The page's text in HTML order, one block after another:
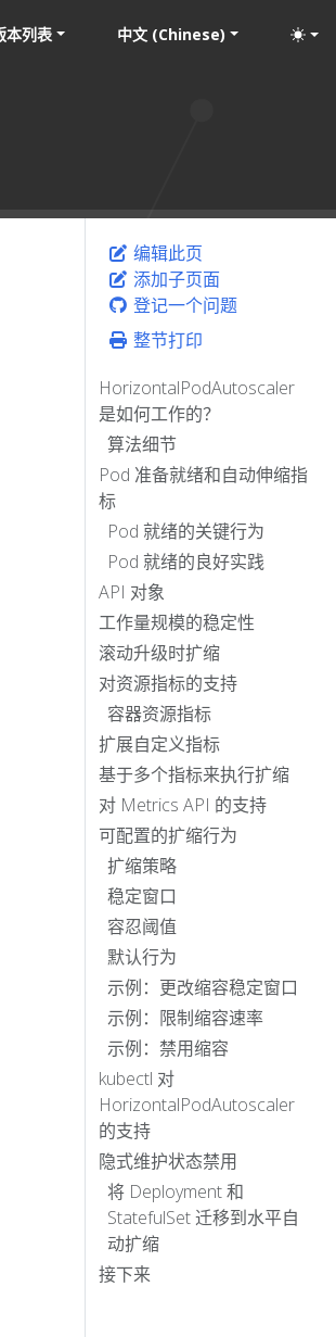
本列表 中文 (Chinese)
编辑此页
添加子页面
登记一个问题
整节打印
HorizontalPodAutoscaler
是如何工作的？
算法细节
Pod 准备就绪和自动伸缩指
标
Pod 就绪的关键行为
Pod 就绪的良好实践
API 对象
工作量规模的稳定性
滚动升级时扩缩
对资源指标的支持
容器资源指标
扩展自定义指标
基于多个指标来执行扩缩
对 Metrics API 的支持
可配置的扩缩行为
扩缩策略
稳定窗口
容忍阈值
默认行为
示例：更改缩容稳定窗口
示例：限制缩容速率
示例：禁用缩容
kubectl 对
HorizontalPodAutoscaler
的支持
隐式维护状态禁用
将 Deployment 和
StatefulSet 迁移到水平自
动扩缩
接下来